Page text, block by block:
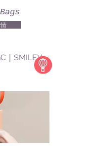
｜SMILEY